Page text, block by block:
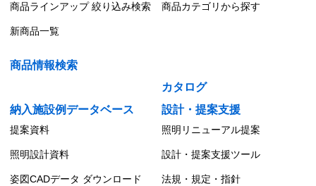
商品ラインアップ 絞り込み検索 商品カテゴリから探す
新商品一覧
商品情報検索
カタログ
納入施設例データベース
設計・提案支援
提案資料 照明リニューアル提案
照明設計資料 設計・提案支援ツール
姿図CADデータ ダウンロード 法規・規定・指針